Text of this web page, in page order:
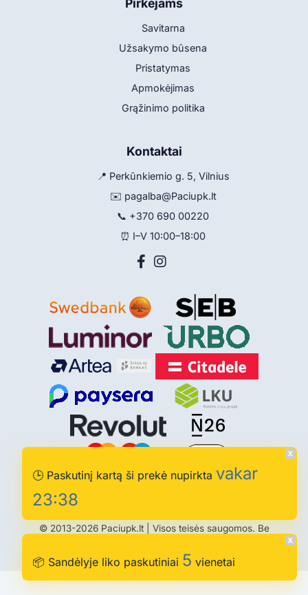
🕒 Paskutinį kartą ši prekė nupirkta vakar
23:38
📦 Sandėlyje liko paskutiniai 5 vienetai
Pirkėjams
Savitarna
Užsakymo būsena
Pristatymas
Apmokėjimas
Grąžinimo politika
Kontaktai
📍 Perkūnkiemio g. 5, Vilnius
✉️ pagalba@Paciupk.lt
📞 +370 690 00220
⏰ I–V 10:00–18:00
© 2013-2026 Paciupk.lt | Visos teisės saugomos. Be